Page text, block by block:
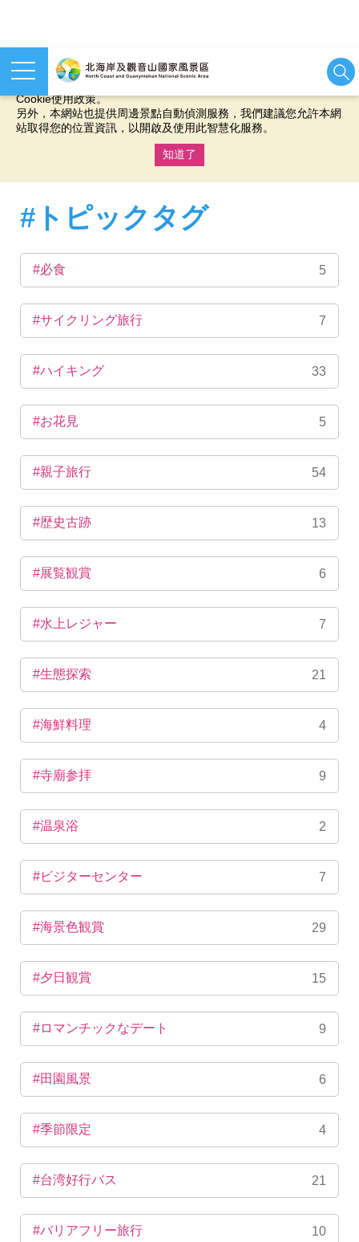
本網站使用cookies等相關技術以持續優化網站服務，並有助於為
您提供更佳的體驗，當您繼續使用本網站即表示您同意我們的
Cookie使用政策。
另外，本網站也提供周邊景點自動偵測服務，我們建議您允許本網
站取得您的位置資訊，以開啟及使用此智慧化服務。
知道了
#トピックタグ
#必食 5
#サイクリング旅行 7
#ハイキング 33
#お花見 5
#親子旅行 54
#歴史古跡 13
#展覧観賞 6
#水上レジャー 7
#生態探索 21
#海鮮料理 4
#寺廟参拝 9
#温泉浴 2
#ビジターセンター 7
#海景色観賞 29
#夕日観賞 15
#ロマンチックなデート 9
#田園風景 6
#季節限定 4
#台湾好行バス 21
#バリアフリー旅行 10